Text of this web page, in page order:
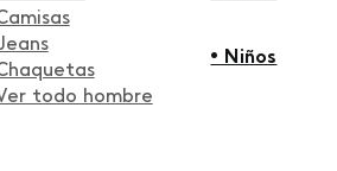
todo hombre
• Niños